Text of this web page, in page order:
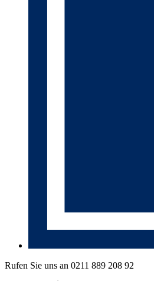
Rufen Sie uns an 0211 889 208 92